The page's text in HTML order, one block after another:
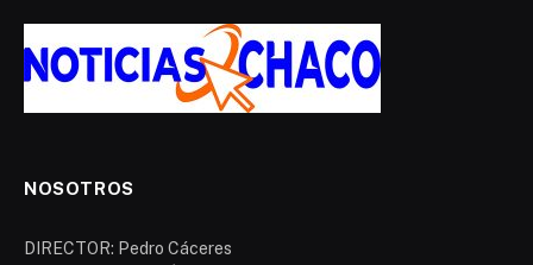
NOSOTROS
DIRECTOR: Pedro Cáceres